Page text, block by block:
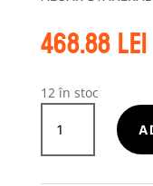
468.88lei
12 în stoc
Cantitate
Janta
tabla